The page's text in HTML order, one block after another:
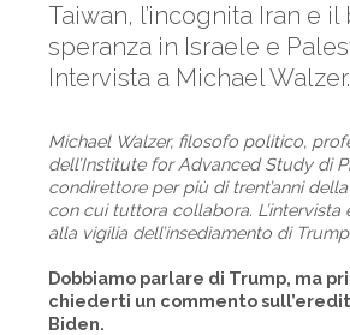
Taiwan, l’incognita Iran e
speranza in Israele e
Intervista a Michael Walzer.
Michael Walzer, filosofo politico,
dell’Institute for Advanced Study di
condirettore per più di trent’anni della
con cui tuttora collabora. L’intervista
alla vigilia dell’insediamento di Trump.
Dobbiamo parlare di Trump, ma
chiederti un commento
Biden.